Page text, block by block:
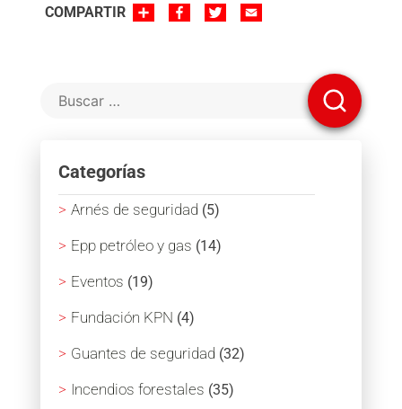
COMPARTIR SHARE FACEBOOK
TWITTER
Categorías
Arnés de seguridad (5)
Epp petróleo y gas (14)
Eventos (19)
Fundación KPN (4)
Guantes de seguridad (32)
Incendios forestales (35)